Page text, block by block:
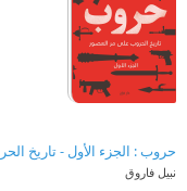
حروب : الجزء الأول - تاريخ
نبيل فاروق